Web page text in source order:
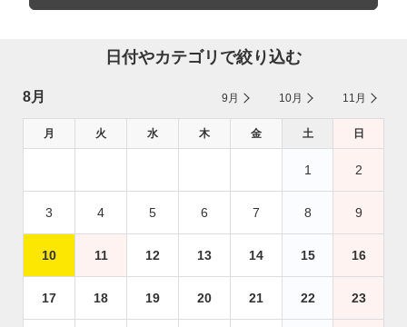
日付やカテゴリで絞り込む
8月 9月 10月 11月
月 火 水 木 金 土 日
1 2
3 4 5 6 7 8 9
10 11 12 13 14 15 16
17 18 19 20 21 22 23